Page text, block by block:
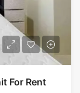
For Rent